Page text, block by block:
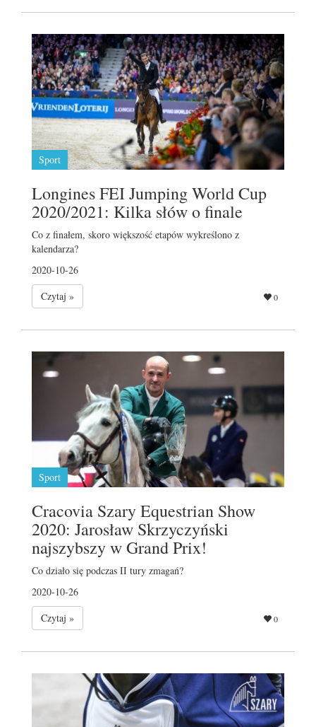
Sport
Longines FEI Jumping World Cup
2020/2021: Kilka słów o finale
Co z finałem, skoro większość etapów wykreślono z
kalendarza?
2020-10-26
Czytaj »
0
Sport
Cracovia Szary Equestrian Show
2020: Jarosław Skrzyczyński
najszybszy w Grand Prix!
Co działo się podczas II tury zmagań?
2020-10-26
Czytaj »
0